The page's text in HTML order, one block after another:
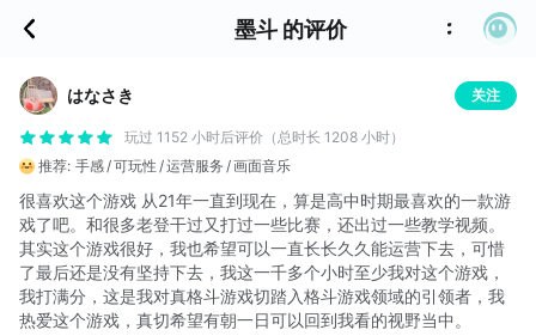
墨斗 的评价
はなさき 关注
玩过 1152 小时后评价（总时长 1208 小时）
推荐: 手感 可玩性 运营服务 画面音乐
很喜欢这个游戏 从21年一直到现在，算是高中时期最喜欢的一款游
戏了吧。和很多老登干过又打过一些比赛，还出过一些教学视频。
其实这个游戏很好，我也希望可以一直长长久久能运营下去，可惜
了最后还是没有坚持下去，我这一千多个小时至少我对这个游戏，
我打满分，这是我对真格斗游戏切踏入格斗游戏领域的引领者，我
热爱这个游戏，真切希望有朝一日可以回到我看的视野当中。